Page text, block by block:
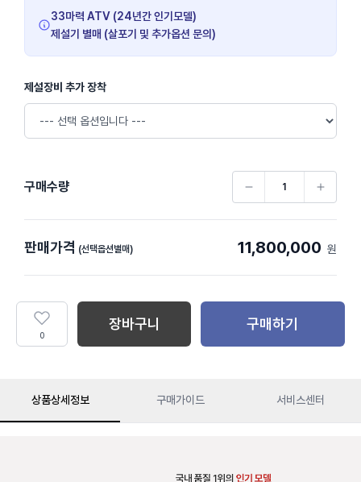
33마력 ATV (24년간 인기모델)
제설기 별매 (살포기 및 추가옵션 문의)
제설장비 추가 장착
구매수량
판매가격 (선택옵션별매) 11,800,000 원
0
장바구니 구매하기
상품상세정보 구매가이드 서비스센터